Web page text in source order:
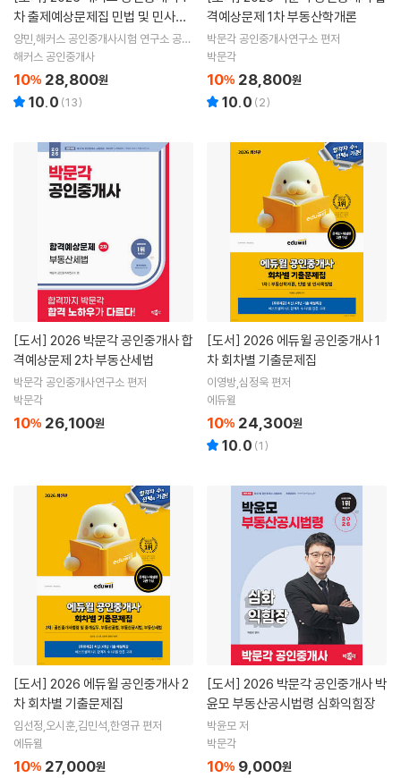
차 출제예상문제집 민법 및 민사특
별법(양민)
양민,해커스 공인중개사시험 연구소 공편
저
해커스 공인중개사
10% 28,800원
10.0 (13)
격예상문제 1차 부동산학개론
박문각 공인중개사연구소 편저
박문각
10% 28,800원
10.0 (2)
[도서]
격예상문제 2차 부동산세법
박문각 공인중개사연구소 편저
박문각
10% 26,100원
[도서]
차 회차별 기출문제집
이영방,심정욱 편저
에듀윌
10% 24,300원
10.0 (1)
[도서]
차 회차별 기출문제집
임선정,오시훈,김민석,한영규 편저
에듀윌
10% 27,000원
[도서]
윤모 부동산공시법령 심화익힘장
박윤모 저
박문각
10% 9,000원